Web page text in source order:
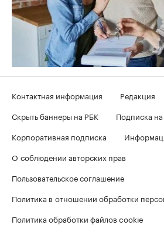
Контактная информация
Редакция
Скрыть баннеры на РБК
Подписка
Корпоративная подписка
О соблюдении авторских прав
Пользовательское соглашение
Политика в отношении обработки
Политика обработки файлов cookie